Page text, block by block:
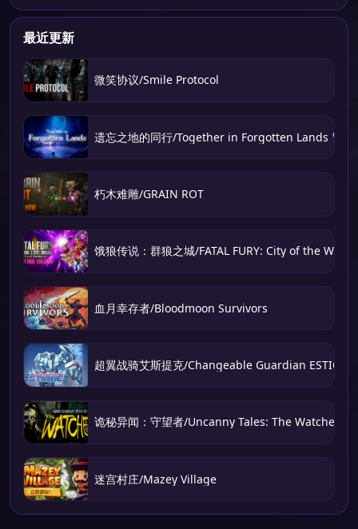
最近更新
微笑协议/Smile Protocol
遗忘之地的同行/Together in Forgotten Lands 冒险
朽木难雕/GRAIN ROT
饿狼传说：群狼之城/FATAL FURY: City of the
血月幸存者/Bloodmoon Survivors
超翼战骑艾斯提克/Changeable Guardian ESTIQUE
诡秘异闻：守望者/Uncanny Tales: The Watcher
迷宫村庄/Mazey Village